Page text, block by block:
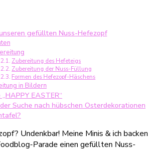
gefüllten Nuss-Hefezopf
Zubereitung des Hefeteigs
Zubereitung der Nuss-Füllung
Formen des Hefezopf-Häschens
in Bildern
EASTER“
Suche nach hübschen Osterdekorationen
Undenkbar! Meine Minis & ich backen
Parade einen gefüllten Nuss-